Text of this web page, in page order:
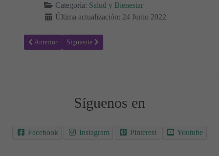
Categoría: Salud y Bienestar
Última actualización: 24 Junio 2022
Artículo anterior: Hipoparatiroidismo - Causas, síntomas y
Anterior Artículo siguiente: Hiperparatiroidismo - Síntomas,
Siguiente
Síguenos en
Facebook Instagram Pinterest Youtube